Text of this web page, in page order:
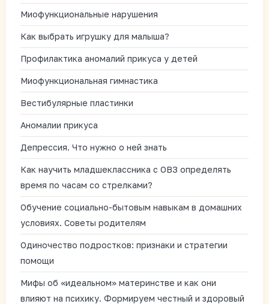
Миофункциональные нарушения
Как выбрать игрушку для малыша?
Профилактика аномалий прикуса у детей
Миофункциональная гимнастика
Вестибулярные пластинки
Аномалии прикуса
Депрессия. Что нужно о ней знать
Как научить младшеклассника с ОВЗ определять
время по часам со стрелками?
Обучение социально-бытовым навыкам в домашних
условиях. Советы родителям
Одиночество подростков: признаки и стратегии
помощи
Мифы об «идеальном» материнстве и как они
влияют на психику. Формируем честный и здоровый